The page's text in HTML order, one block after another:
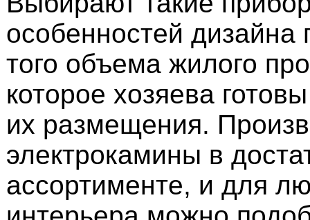
особенностей
того объема жилого
которое хозяева
их размещения.
электрокамины в
ассортименте, и для